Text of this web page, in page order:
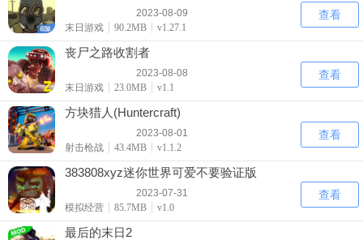
2023-08-09
末日游戏
90.2MB v1.27.1
查看
丧尸之路收割者
2023-08-08
末日游戏
23.0MB v1.1
查看
方块猎人(Huntercraft)
2023-08-01
射击枪战
43.4MB v1.1.2
查看
383808xyz迷你世界可爱不要验证版
2023-07-31
模拟经营
85.7MB v1.0
查看
最后的末日2